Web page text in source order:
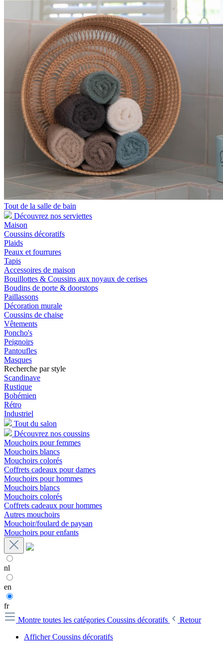
Tout de la salle de bain
Découvrez nos serviettes
Maison
Coussins décoratifs
Plaids
Peaux et fourrures
Tapis
Accessoires de maison
Bouillottes & Coussins aux noyaux de cerises
Boudins de porte & doorstops
Paillassons
Décoration murale
Coussins de chaise
Vêtements
Poncho's
Peignoirs
Pantoufles
Masques
Recherche par style
Scandinave
Rustique
Bohémien
Rétro
Industriel
Tout du salon
Découvrez nos coussins
Mouchoirs pour femmes
Mouchoirs blancs
Mouchoirs colorés
Coffrets cadeaux pour dames
Mouchoirs pour hommes
Mouchoirs blancs
Mouchoirs colorés
Coffrets cadeaux pour hommes
Autres mouchoirs
Mouchoir/foulard de paysan
Mouchoirs pour enfants
nl
en
fr
Montre toutes les catégories Coussins décoratifs
Retour
Afficher Coussins décoratifs